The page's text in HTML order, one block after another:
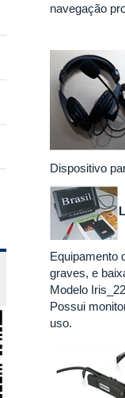
navegação
Dispositivo
Equipamento
graves, e
Modelo
Possui
uso.